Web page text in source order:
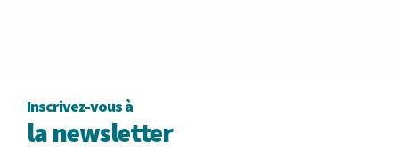
Inscrivez-vous à
la newsletter